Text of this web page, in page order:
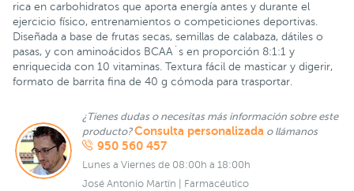
rica en carbohidratos que aporta energía antes y durante el
ejercicio físico, entrenamientos o competiciones deportivas.
Diseñada a base de frutas secas, semillas de calabaza, dátiles o
pasas, y con aminoácidos BCAA´s en proporción 8:1:1 y
enriquecida con 10 vitaminas. Textura fácil de masticar y digerir,
formato de barrita fina de 40 g cómoda para trasportar.
¿Tienes dudas o necesitas más información sobre este
producto?Consulta personalizada o llámanos
950 560 457
Lunes a Viernes de 08:00h a 18:00h
José Antonio Martín | Farmacéutico